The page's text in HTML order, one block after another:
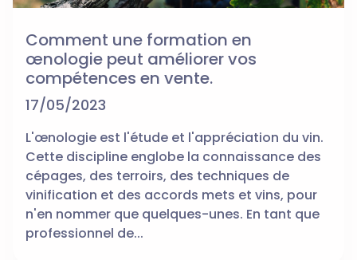
Comment une formation en
œnologie peut améliorer vos
compétences en vente.
17/05/2023
L'œnologie est l'étude et l'appréciation du vin.
Cette discipline englobe la connaissance des
cépages, des terroirs, des techniques de
vinification et des accords mets et vins, pour
n'en nommer que quelques-unes. En tant que
professionnel de...